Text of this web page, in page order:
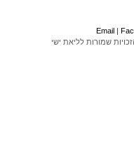
Email| F